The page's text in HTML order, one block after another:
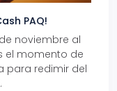
PAQ!
noviembre al
el momento de
para redimir del